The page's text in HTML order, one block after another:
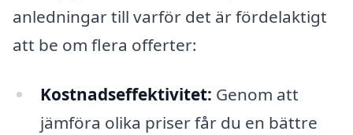
anledningar till varför det är fördelaktigt
att be om flera offerter:
Kostnadseffektivitet: Genom att
jämföra olika priser får du en bättre